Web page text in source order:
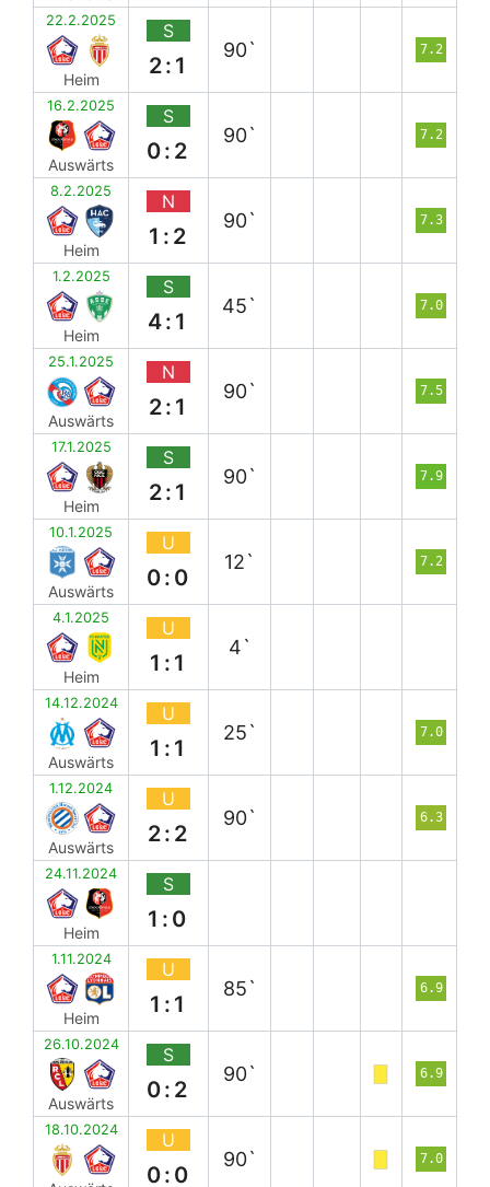
22.2.2025
Heim
S
2:1
90` 7.2
16.2.2025
Auswärts
S
0:2
90` 7.2
8.2.2025
Heim
N
1:2
90` 7.3
1.2.2025
Heim
S
4:1
45` 7.0
25.1.2025
Auswärts
N
2:1
90` 7.5
17.1.2025
Heim
S
2:1
90` 7.9
10.1.2025
Auswärts
U
0:0
12` 7.2
4.1.2025
Heim
U
1:1
4`
14.12.2024
Auswärts
U
1:1
25` 7.0
1.12.2024
Auswärts
U
2:2
90` 6.3
24.11.2024
Heim
S
1:0
1.11.2024
Heim
U
1:1
85` 6.9
26.10.2024
Auswärts
S
0:2
90` 6.9
18.10.2024 U
0:0
90` 7.0